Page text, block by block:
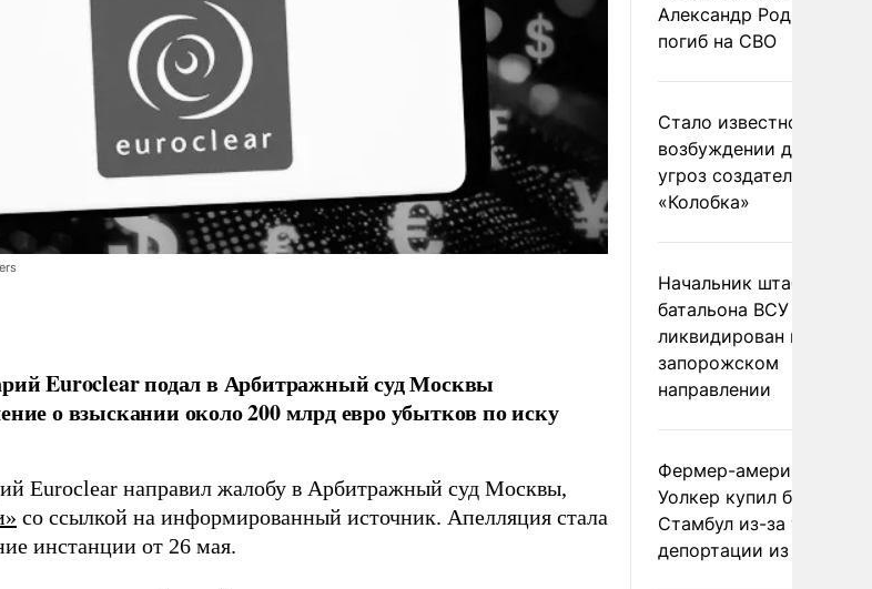
Euroclear подал в Арбитражный суд Москвы
о взыскании около 200 млрд евро убытков по иску
Euroclear направил жалобу в Арбитражный суд Москвы,
со ссылкой на информированный источник. Апелляция стала
инстанции от 26 мая.
Александр Родионов
погиб на СВО
Стало известно о
возбуждении дела из-
угроз создателям
«Колобка»
Начальник штаба
батальона ВСУ
ликвидирован на
запорожском
направлении
Фермер-американец
Уолкер купил билет в
Стамбул из-за угрозы
депортации из России